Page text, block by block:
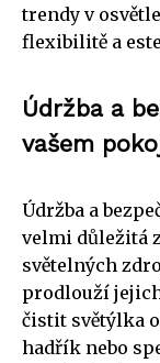
trendy v
flexibilitě a
Údržba a
vašem
Údržba a
velmi důležitá
světelných
prodlouží
čistit světýlka
hadřík nebo